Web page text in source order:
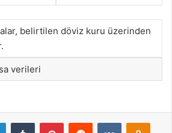
belirtilen döviz kuru üzerinden
verileri
LinkedInTumblr PinterestReddit VKontakte